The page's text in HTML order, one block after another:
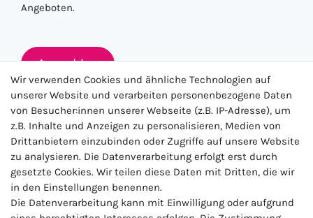
Angeboten.
Anmelden
★★★★★
4.5 / 5.0 (23.143)
Wir verwenden Cookies und ähnliche Technologien auf
unserer Website und verarbeiten personenbezogene Daten
von Besucher:innen unserer Webseite (z.B. IP-Adresse), um
z.B. Inhalte und Anzeigen zu personalisieren, Medien von
Drittanbietern einzubinden oder Zugriffe auf unsere Website
zu analysieren. Die Datenverarbeitung erfolgt erst durch
gesetzte Cookies. Wir teilen diese Daten mit Dritten, die wir
in den Einstellungen benennen.
Die Datenverarbeitung kann mit Einwilligung oder aufgrund